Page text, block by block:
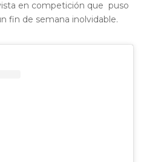
en competición que puso
fin de semana inolvidable.